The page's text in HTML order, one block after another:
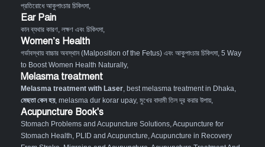
প্রতিরোধে আকুপাংচার চিকিৎসা,
Ear Pain
কান ব্যথার কারণ, লক্ষণ এবং চিকিৎসা,
Women’s Health
গর্ভাবস্থায় বাচ্চার অবস্থান (Malposition of the Fetus) এবং আকুপাংচার চিকিৎসা, 5 Way
to Boost Women Health Naturally,
Melasma treatment
Melasma treatment with Laser, best melasma treatment in Dhaka,
মেছতা কেন হয়, melasma dur korar upay, মুখের বাদামী তিল দূর করার উপায়,
Acupuncture Book's
Stomach Problems and Acupuncture Solutions,Acupuncture for
Stomach Health, PLID and Acupuncture,Acupuncture in Recovery